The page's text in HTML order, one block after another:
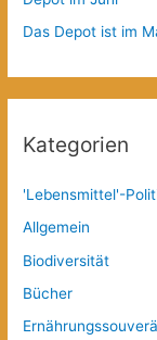
Das Depot ist im
Kategorien
'Lebensmittel'-
Allgemein
Biodiversität
Bücher